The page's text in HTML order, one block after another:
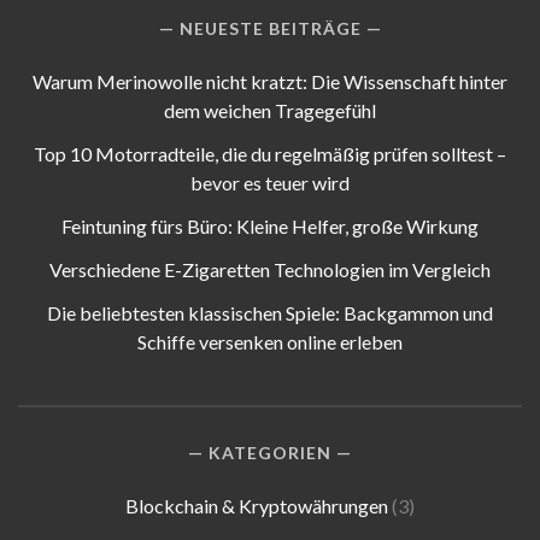
NEUESTE BEITRÄGE
Warum Merinowolle nicht kratzt: Die Wissenschaft hinter
dem weichen Tragegefühl
Top 10 Motorradteile, die du regelmäßig prüfen solltest –
bevor es teuer wird
Feintuning fürs Büro: Kleine Helfer, große Wirkung
Verschiedene E-Zigaretten Technologien im Vergleich
Die beliebtesten klassischen Spiele: Backgammon und
Schiffe versenken online erleben
KATEGORIEN
Blockchain & Kryptowährungen (3)